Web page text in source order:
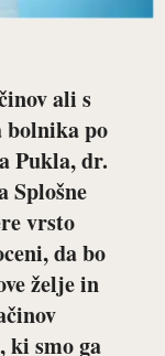
ali s
bolnika po
Pukla, dr.
Splošne
vrsto
da bo
želje in
smo ga